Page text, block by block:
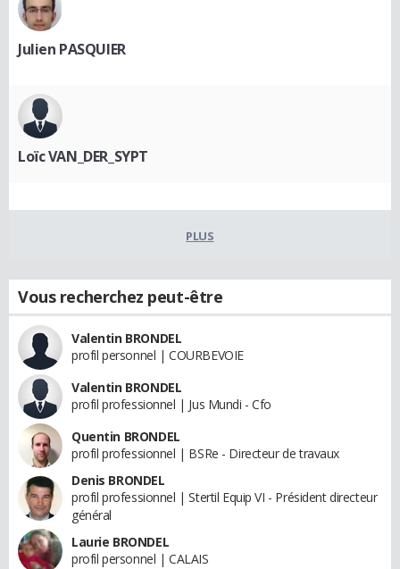
Julien PASQUIER
Loïc VAN_DER_SYPT
PLUS
Vous recherchez peut-être
Valentin BRONDEL
profil personnel | COURBEVOIE
Valentin BRONDEL
profil professionnel | Jus Mundi - Cfo
Quentin BRONDEL
profil professionnel | BSRe - Directeur de travaux
Denis BRONDEL
profil professionnel | Stertil Equip VI - Président directeur
général
Laurie BRONDEL
profil personnel | CALAIS